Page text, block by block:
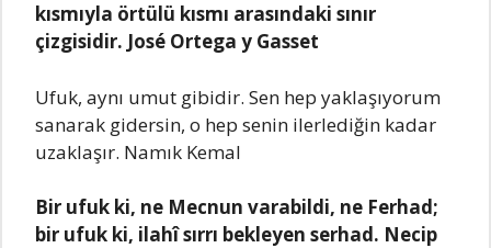
kısmıyla örtülü kısmı arasındaki sınır
çizgisidir. José Ortega y Gasset
Ufuk, aynı umut gibidir. Sen hep yaklaşıyorum
sanarak gidersin, o hep senin ilerlediğin kadar
uzaklaşır. Namık Kemal
Bir ufuk ki, ne Mecnun varabildi, ne Ferhad;
bir ufuk ki, ilahî sırrı bekleyen serhad. Necip